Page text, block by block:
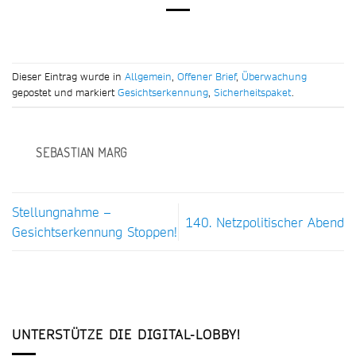
Dieser Eintrag wurde in Allgemein, Offener Brief, Überwachung
gepostet und markiertGesichtserkennung, Sicherheitspaket.
SEBASTIAN MARG
Stellungnahme –
Gesichtserkennung Stoppen!
140. Netzpolitischer Abend
UNTERSTÜTZE DIE DIGITAL-LOBBY!